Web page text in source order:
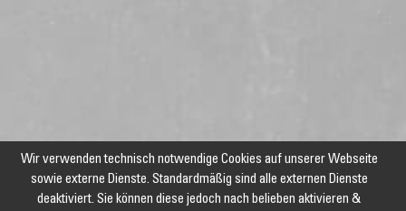
Wir verwenden technisch notwendige Cookies auf unserer Webseite
sowie externe Dienste. Standardmäßig sind alle externen Dienste
deaktiviert. Sie können diese jedoch nach belieben aktivieren &